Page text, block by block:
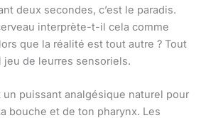
deux secondes, c’est le paradis.
interprète-t-il cela comme
que la réalité est tout autre ? Tout
jeu de leurres sensoriels.
un puissant analgésique naturel pour
bouche et de ton pharynx. Les